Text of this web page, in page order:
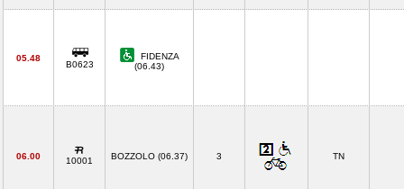
05.48
B0623
FIDENZA
(06.43)
06.00 10001 BOZZOLO (06.37) 3 TN